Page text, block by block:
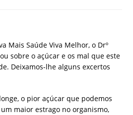
Mais Saúde Viva Melhor, o Drº
sobre o açúcar e os mal que este
Deixamos-lhe alguns excertos
o pior açúcar que podemos
maior estrago no organismo,